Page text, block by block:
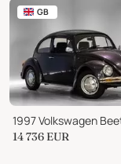
GB
1997 Volkswagen
14 736 EUR